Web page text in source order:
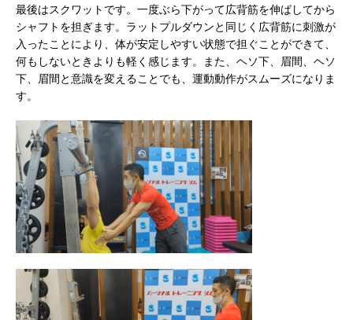
最後はスクワットです。一度ぶら下がって広背筋を伸ばしてから
シャフトを担ぎます。ラットプルダウンと同じく広背筋に刺激が
入ったことにより、体が安定しやすい状態で担ぐことができて、
何もしないときよりも軽く感じます。また、ヘソ下、眉間、ヘソ
下、眉間と意識を変えることでも、運動動作がスムーズになりま
す。